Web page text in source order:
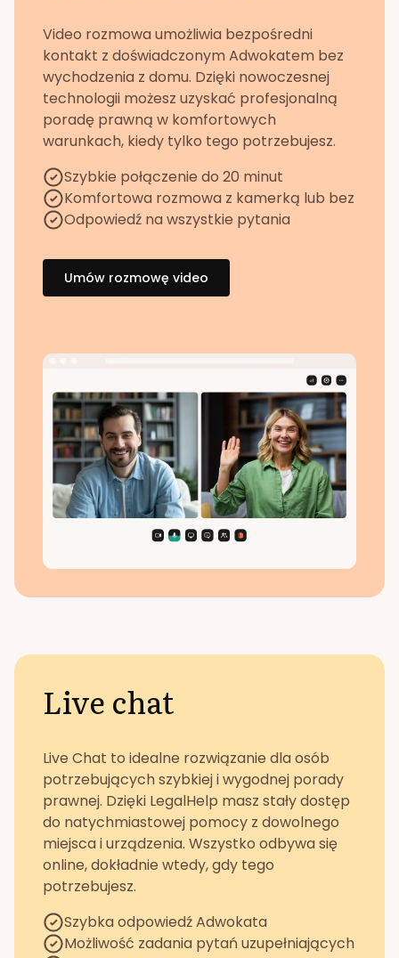
Video rozmowa umożliwia bezpośredni
kontakt z doświadczonym Adwokatem bez
wychodzenia z domu. Dzięki nowoczesnej
technologii możesz uzyskać profesjonalną
poradę prawną w komfortowych
warunkach, kiedy tylko tego potrzebujesz.
Szybkie połączenie do 20 minut
Komfortowa rozmowa z kamerką lub bez
Odpowiedź na wszystkie pytania
Umów rozmowę video
Live chat
Live Chat to idealne rozwiązanie dla osób
potrzebujących szybkiej i wygodnej porady
prawnej. Dzięki LegalHelp masz stały dostęp
do natychmiastowej pomocy z dowolnego
miejsca i urządzenia. Wszystko odbywa się
online, dokładnie wtedy, gdy tego
potrzebujesz.
Szybka odpowiedź Adwokata
Możliwość zadania pytań uzupełniających